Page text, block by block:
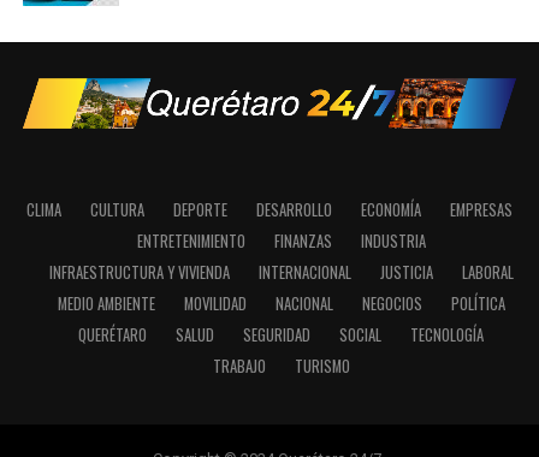
CLIMA CULTURA DEPORTE DESARROLLO ECONOMÍA
EMPRESAS
ENTRETENIMIENTO
FINANZAS
INDUSTRIA
INFRAESTRUCTURA Y VIVIENDA
INTERNACIONAL JUSTICIA
LABORAL
MEDIO AMBIENTE
MOVILIDAD NACIONAL NEGOCIOS
POLÍTICA
QUERÉTARO
SALUD SEGURIDAD SOCIAL
TECNOLOGÍA
TRABAJO
TURISMO